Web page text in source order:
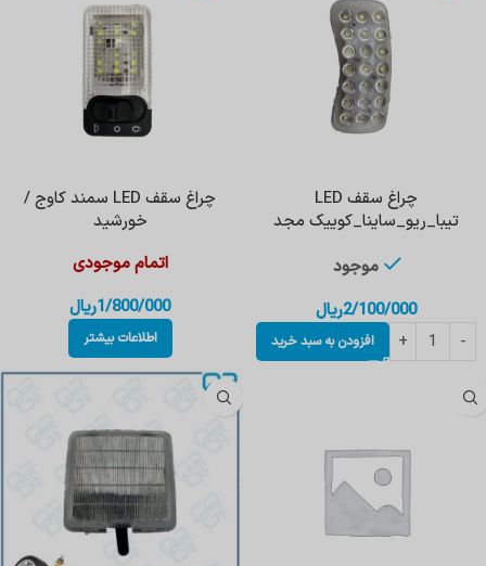
چراغ سقف LED
تیبا_ریو_ساینا_کوییک مجد
موجود
2/100/000ریال
افزودن به سبد خرید
چراغ سقف LED سمند کاوج /
خورشید
اتمام موجودی
1/800/000ریال
اطلاعات بیشتر